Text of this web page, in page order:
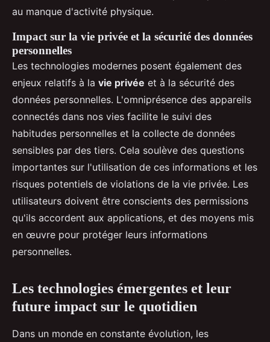
au manque d'activité physique.
Impact sur la vie privée et la sécurité des données
personnelles
Les technologies modernes posent également des
enjeux relatifs à la vie privée et à la sécurité des
données personnelles. L'omniprésence des appareils
connectés dans nos vies facilite le suivi des
habitudes personnelles et la collecte de données
sensibles par des tiers. Cela soulève des questions
importantes sur l'utilisation de ces informations et les
risques potentiels de violations de la vie privée. Les
utilisateurs doivent être conscients des permissions
qu'ils accordent aux applications, et des moyens mis
en œuvre pour protéger leurs informations
personnelles.
Les technologies émergentes et leur
future impact sur le quotidien
Dans un monde en constante évolution, les